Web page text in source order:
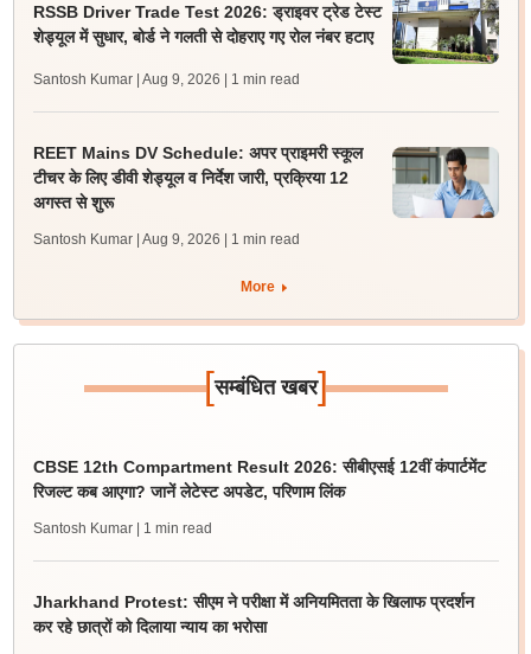
RSSB Driver Trade Test 2026: ड्राइवर ट्रेड टेस्ट
शेड्यूल में सुधार, बोर्ड ने गलती से दोहराए गए रोल नंबर हटाए
Santosh Kumar | Aug 9, 2026 | 1 min read
REET Mains DV Schedule: अपर प्राइमरी स्कूल
टीचर के लिए डीवी शेड्यूल व निर्देश जारी, प्रक्रिया 12
अगस्त से शुरू
Santosh Kumar | Aug 9, 2026 | 1 min read
More
[सम्बंधित खबर]
CBSE 12th Compartment Result 2026: सीबीएसई 12वीं कंपार्टमेंट
रिजल्ट कब आएगा? जानें लेटेस्ट अपडेट, परिणाम लिंक
Santosh Kumar | 1 min read
Jharkhand Protest: सीएम ने परीक्षा में अनियमितता के खिलाफ प्रदर्शन
कर रहे छात्रों को दिलाया न्याय का भरोसा